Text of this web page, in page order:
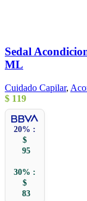
Sedal
ML
Cuidado Capilar,
$ 119
20% :
$
95
30% :
$
83